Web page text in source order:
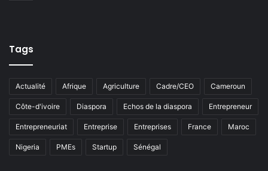
Tags
Actualité Afrique Agriculture Cadre/CEO Cameroun
Côte-d'ivoire Diaspora Echos de la diaspora Entrepreneur
Entrepreneuriat Entreprise Entreprises France Maroc
Nigeria PMEs Startup Sénégal